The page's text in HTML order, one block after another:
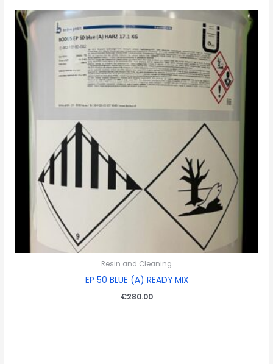
Resin and Cleaning
EP 50 BLUE (A) READY MIX
€280.00